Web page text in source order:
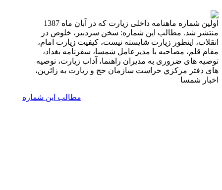
اولین شماره ماهنامه داخلی زیارت که در آبان ماه 1387
منتشر شد. مطالب این شماره: سخن سردبیر، خلوص در
انقلاب، اينطور زیارت شایسته نیست، كیفیت زیارت امام،
مقام قلم، مصاحبه با مدیرعامل شمسا، سفرنامه بغداد،
توصیه های ضروری به مدیران راهنما، آداب زيارت، توصیه
های دفتر مرکزي حراست سازمان حج و زیارت به زائرین،
اخبار شمسا
مطالب این شماره